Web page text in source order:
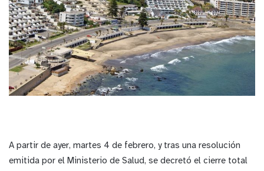
A partir de ayer, martes 4 de febrero, y tras una resolución
emitida por el Ministerio de Salud, se decretó el cierre total